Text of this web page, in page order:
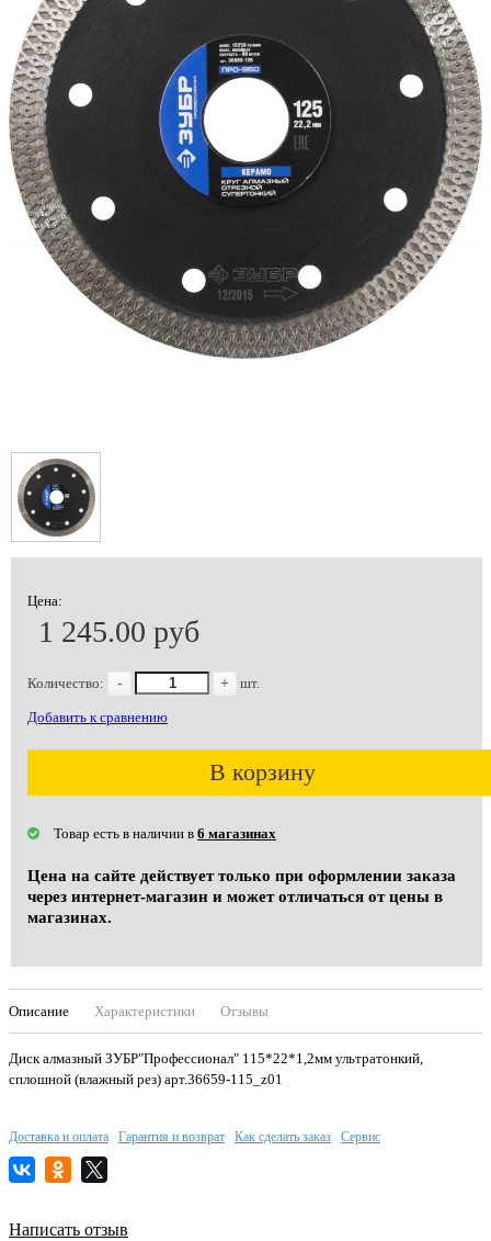
Цена:
1 245.00 руб
Количество: - + шт.
Добавить к сравнению
В корзину
Товар есть в наличии в 6 магазинах
Цена на сайте действует только при оформлении заказа
через интернет-магазин и может отличаться от цены в
магазинах.
Описание Характеристики Отзывы
Диск алмазный ЗУБР"Профессионал" 115*22*1,2мм ультратонкий,
сплошной (влажный рез) арт.36659-115_z01
Доставка и оплата Гарантия и возврат Как сделать заказ Сервис
Написать отзыв